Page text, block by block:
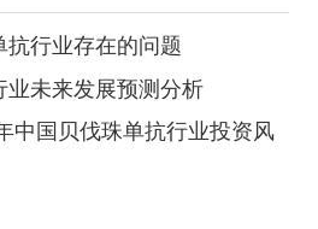
行业存在的问题
未来发展预测分析
国贝伐珠单抗行业投资风